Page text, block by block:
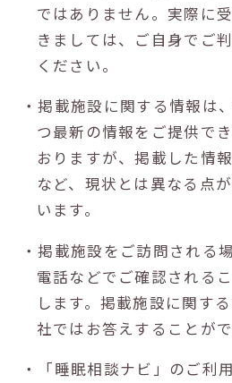
ではありません。実際に
きましては、ご自身でご
ください。
・掲載施設に関する情報は
つ最新の情報をご提供で
おりますが、掲載した情
など、現状とは異なる点
います。
・掲載施設をご訪問される
電話などでご確認される
します。掲載施設に関す
社ではお答えすることがで
・「睡眠相談ナビ」のご利